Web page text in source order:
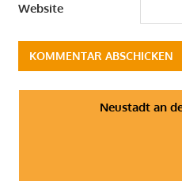
Website
Neustadt an